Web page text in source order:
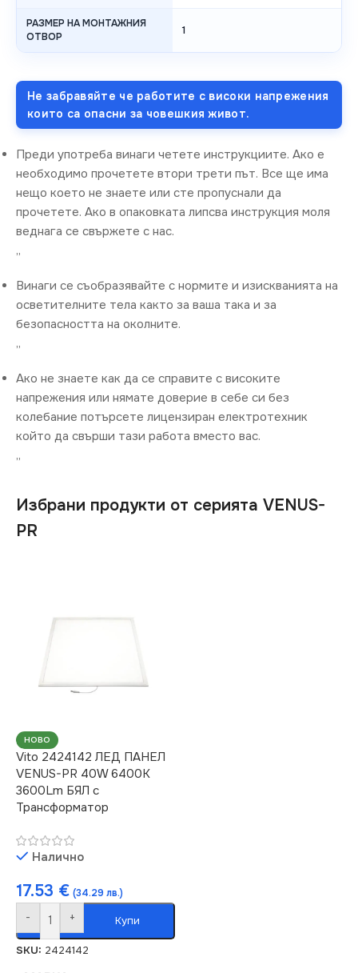
РАЗМЕР НА МОНТАЖНИЯ
ОТВОР
1
Не забравяйте че работите с високи напрежения
които са опасни за човешкия живот.
Преди употреба винаги четете инструкциите. Ако е
необходимо прочетете втори трети път. Все ще има
нещо което не знаете или сте пропуснали да
прочетете. Ако в опаковката липсва инструкция моля
веднага се свържете с нас.
„
Винаги се съобразявайте с нормите и изискванията на
осветителните тела както за ваша така и за
безопасността на околните.
„
Ако не знаете как да се справите с високите
напрежения или нямате доверие в себе си без
колебание потърсете лицензиран електротехник
който да свърши тази работа вместо вас.
„
Избрани продукти от серията VENUS-
PR
НОВО
Vito 2424142 ЛЕД ПАНЕЛ
VENUS-PR 40W 6400K
3600Lm БЯЛ с
Трансформатор
Налично
17.53 € (34.29 лв.)
- + Купи
SKU: 2424142